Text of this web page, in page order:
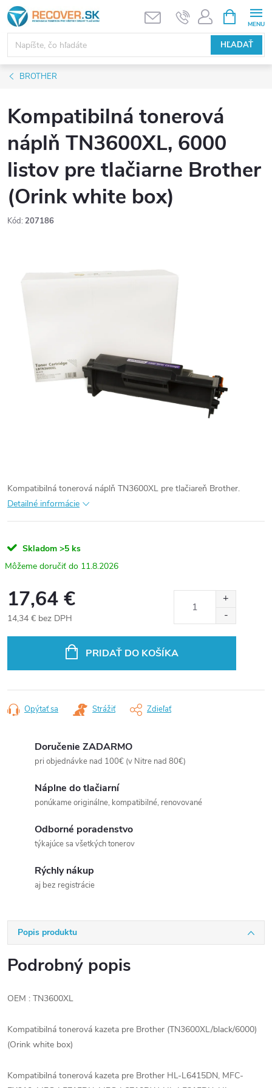
Prejsť
na
obsah
HĽADAŤ
KOŠÍK
BROTHER
Kompatibilná tonerová
náplň TN3600XL, 6000
listov pre tlačiarne Brother
(Orink white box)
Kód: 207186
Kompatibilná tonerová náplň TN3600XL pre tlačiareň Brother.
Detailné informácie
Skladom >5 ks
11.8.2026
17,64 €
14,34 € bez DPH
PRIDAŤ DO KOŠÍKA
Opýtať sa Strážiť Zdieľať
Doručenie ZADARMO
pri objednávke nad 100€ (v Nitre nad 80€)
Náplne do tlačiarní
ponúkame originálne, kompatibilné, renovované
Odborné poradenstvo
týkajúce sa všetkých tonerov
Rýchly nákup
aj bez registrácie
Popis produktu
Podrobný popis
OEM : TN3600XL
Kompatibilná tonerová kazeta pre Brother (TN3600XL/black/6000)
(Orink white box)
Kompatibilná tonerová kazeta pre Brother HL-L6415DN, MFC-